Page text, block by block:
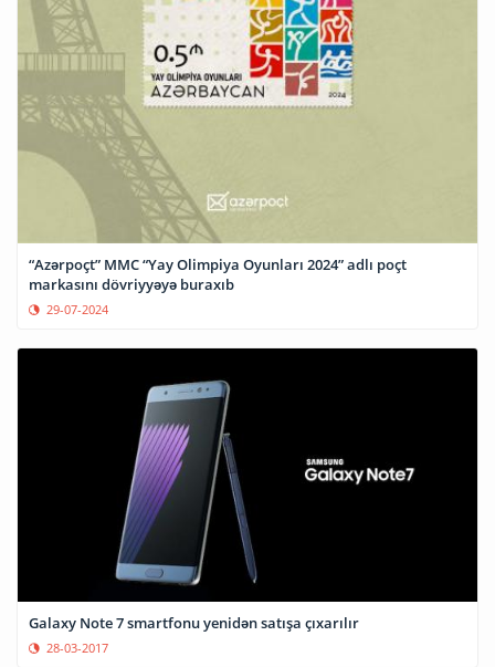
“Azərpoçt” MMC “Yay Olimpiya Oyunları 2024” adlı poçt
markasını dövriyyəyə buraxıb
29-07-2024
Galaxy Note 7 smartfonu yenidən satışa çıxarılır
28-03-2017